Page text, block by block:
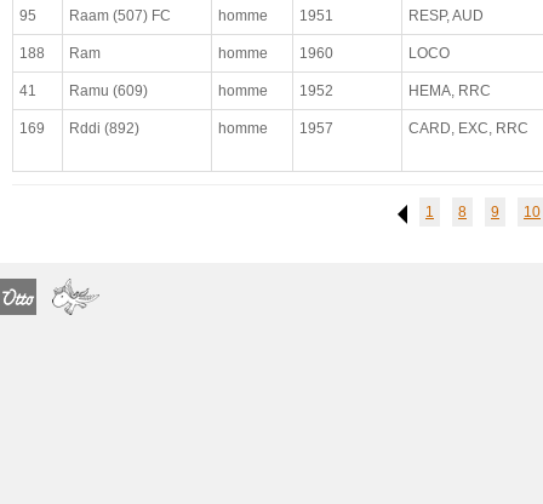
observations médicales
complet
paradigmatique
95 Raam (507) FC homme 1951 RESP, AUD
188 Ram homme 1960 LOCO
41 Ramu (609) homme 1952 HEMA, RRC
169 Rddi (892) homme 1957 CARD, EXC, RRC
Previous
1 8 9 10